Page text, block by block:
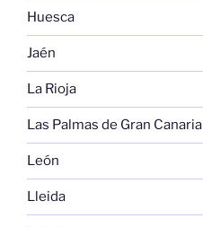
Huesca
Jaén
La Rioja
Las Palmas de Gran Canaria
León
Lleida